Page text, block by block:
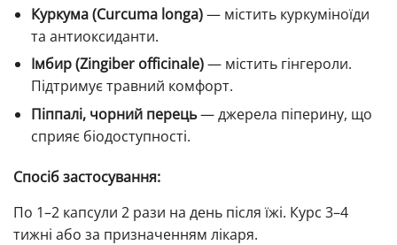
Куркума (Curcuma longa)— містить куркуміноїди
та антиоксиданти.
Імбир (Zingiber officinale)— містить гінгероли.
Підтримує травний комфорт.
Піппалі, чорний перець— джерела піперину, що
сприяє біодоступності.
Спосіб застосування:
По 1–2 капсули 2 рази на день після їжі. Курс 3–4
тижні або за призначенням лікаря.